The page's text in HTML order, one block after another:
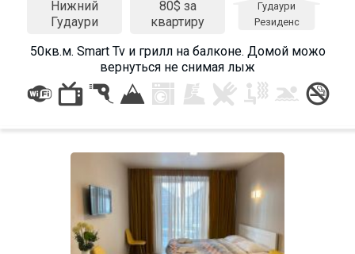
Нижний
Гудаури
80$ за
квартиру
Гудаури
Резиденс
50кв.м. Smart Tv и грилл на балконе. Домой можо
вернуться не снимая лыж